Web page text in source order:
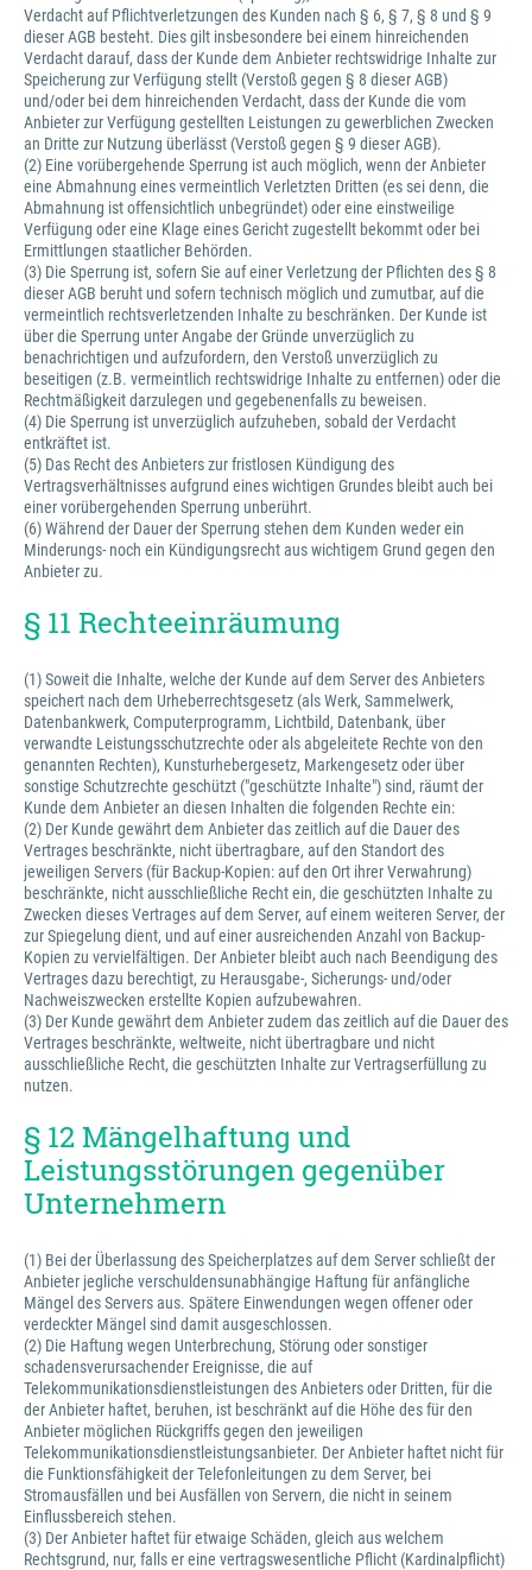
Verdacht auf Pflichtverletzungen des Kunden nach § 6, § 7, § 8 und § 9
dieser AGB besteht. Dies gilt insbesondere bei einem hinreichenden
Verdacht darauf, dass der Kunde dem Anbieter rechtswidrige Inhalte zur
Speicherung zur Verfügung stellt (Verstoß gegen § 8 dieser AGB)
und/oder bei dem hinreichenden Verdacht, dass der Kunde die vom
Anbieter zur Verfügung gestellten Leistungen zu gewerblichen Zwecken
an Dritte zur Nutzung überlässt (Verstoß gegen § 9 dieser AGB).
(2) Eine vorübergehende Sperrung ist auch möglich, wenn der Anbieter
eine Abmahnung eines vermeintlich Verletzten Dritten (es sei denn, die
Abmahnung ist offensichtlich unbegründet) oder eine einstweilige
Verfügung oder eine Klage eines Gericht zugestellt bekommt oder bei
Ermittlungen staatlicher Behörden.
(3) Die Sperrung ist, sofern Sie auf einer Verletzung der Pflichten des § 8
dieser AGB beruht und sofern technisch möglich und zumutbar, auf die
vermeintlich rechtsverletzenden Inhalte zu beschränken. Der Kunde ist
über die Sperrung unter Angabe der Gründe unverzüglich zu
benachrichtigen und aufzufordern, den Verstoß unverzüglich zu
beseitigen (z.B. vermeintlich rechtswidrige Inhalte zu entfernen) oder die
Rechtmäßigkeit darzulegen und gegebenenfalls zu beweisen.
(4) Die Sperrung ist unverzüglich aufzuheben, sobald der Verdacht
entkräftet ist.
(5) Das Recht des Anbieters zur fristlosen Kündigung des
Vertragsverhältnisses aufgrund eines wichtigen Grundes bleibt auch bei
einer vorübergehenden Sperrung unberührt.
(6) Während der Dauer der Sperrung stehen dem Kunden weder ein
Minderungs- noch ein Kündigungsrecht aus wichtigem Grund gegen den
Anbieter zu.
§ 11 Rechteeinräumung
(1) Soweit die Inhalte, welche der Kunde auf dem Server des Anbieters
speichert nach dem Urheberrechtsgesetz (als Werk, Sammelwerk,
Datenbankwerk, Computerprogramm, Lichtbild, Datenbank, über
verwandte Leistungsschutzrechte oder als abgeleitete Rechte von den
genannten Rechten), Kunsturhebergesetz, Markengesetz oder über
sonstige Schutzrechte geschützt ("geschützte Inhalte") sind, räumt der
Kunde dem Anbieter an diesen Inhalten die folgenden Rechte ein:
(2) Der Kunde gewährt dem Anbieter das zeitlich auf die Dauer des
Vertrages beschränkte, nicht übertragbare, auf den Standort des
jeweiligen Servers (für Backup-Kopien: auf den Ort ihrer Verwahrung)
beschränkte, nicht ausschließliche Recht ein, die geschützten Inhalte zu
Zwecken dieses Vertrages auf dem Server, auf einem weiteren Server, der
zur Spiegelung dient, und auf einer ausreichenden Anzahl von Backup-
Kopien zu vervielfältigen. Der Anbieter bleibt auch nach Beendigung des
Vertrages dazu berechtigt, zu Herausgabe-, Sicherungs- und/oder
Nachweiszwecken erstellte Kopien aufzubewahren.
(3) Der Kunde gewährt dem Anbieter zudem das zeitlich auf die Dauer des
Vertrages beschränkte, weltweite, nicht übertragbare und nicht
ausschließliche Recht, die geschützten Inhalte zur Vertragserfüllung zu
nutzen.
§ 12 Mängelhaftung und
Leistungsstörungen gegenüber
Unternehmern
(1) Bei der Überlassung des Speicherplatzes auf dem Server schließt der
Anbieter jegliche verschuldensunabhängige Haftung für anfängliche
Mängel des Servers aus. Spätere Einwendungen wegen offener oder
verdeckter Mängel sind damit ausgeschlossen.
(2) Die Haftung wegen Unterbrechung, Störung oder sonstiger
schadensverursachender Ereignisse, die auf
Telekommunikationsdienstleistungen des Anbieters oder Dritten, für die
der Anbieter haftet, beruhen, ist beschränkt auf die Höhe des für den
Anbieter möglichen Rückgriffs gegen den jeweiligen
Telekommunikationsdienstleistungsanbieter. Der Anbieter haftet nicht für
die Funktionsfähigkeit der Telefonleitungen zu dem Server, bei
Stromausfällen und bei Ausfällen von Servern, die nicht in seinem
Einflussbereich stehen.
(3) Der Anbieter haftet für etwaige Schäden, gleich aus welchem
Rechtsgrund, nur, falls er eine vertragswesentliche Pflicht (Kardinalpflicht)